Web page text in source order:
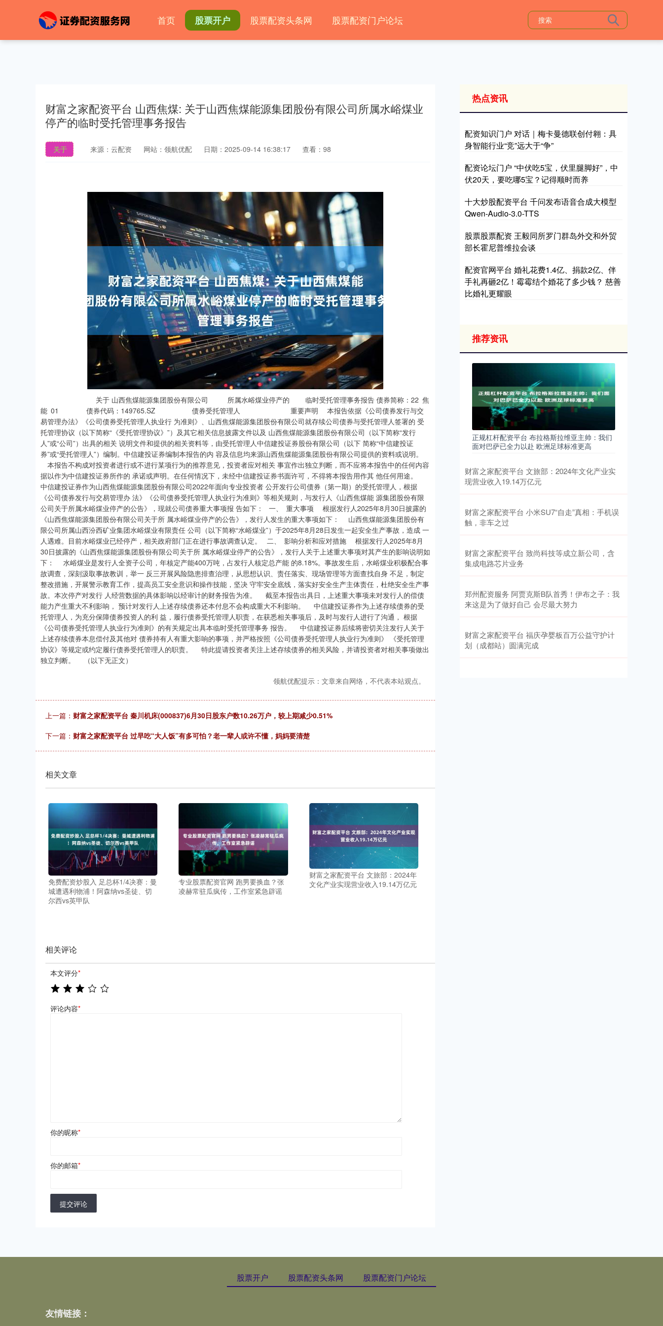
首页 股票开户 股票配资头条网 股票配资门户论坛
财富之家配资平台 山西焦煤: 关于山西焦煤能源集团股份有限公司所属水峪煤业
停产的临时受托管理事务报告
关于 来源：云配资 网站：领航优配 日期：2025-09-14 16:38:17 查看：98
关于 山西焦煤能源集团股份有限公司 所属水峪煤业停产的 临时受托管理事务报告 债券简称：22 焦
能 01 债券代码：149765.SZ 债券受托管理人 重要声明 本报告依据《公司债券发行与交
易管理办法》《公司债券受托管理人执业行 为准则》、山西焦煤能源集团股份有限公司就存续公司债券与受托管理人签署的 受
托管理协议（以下简称“《受托管理协议》”）及其它相关信息披露文件以及 山西焦煤能源集团股份有限公司（以下简称“发行
人”或“公司”）出具的相关 说明文件和提供的相关资料等，由受托管理人中信建投证券股份有限公司（以下 简称“中信建投证
券”或“受托管理人”）编制。中信建投证券编制本报告的内 容及信息均来源山西焦煤能源集团股份有限公司提供的资料或说明。
本报告不构成对投资者进行或不进行某项行为的推荐意见，投资者应对相关 事宜作出独立判断，而不应将本报告中的任何内容
据以作为中信建投证券所作的 承诺或声明。在任何情况下，未经中信建投证券书面许可，不得将本报告用作其 他任何用途。
中信建投证券作为山西焦煤能源集团股份有限公司2022年面向专业投资者 公开发行公司债券（第一期）的受托管理人，根据
《公司债券发行与交易管理办 法》《公司债券受托管理人执业行为准则》等相关规则，与发行人《山西焦煤能 源集团股份有限
公司关于所属水峪煤业停产的公告》，现就公司债券重大事项报 告如下： 一、 重大事项 根据发行人2025年8月30日披露的
《山西焦煤能源集团股份有限公司关于所 属水峪煤业停产的公告》，发行人发生的重大事项如下： 山西焦煤能源集团股份有
限公司所属山西汾西矿业集团水峪煤业有限责任 公司（以下简称“水峪煤业”）于2025年8月28日发生一起安全生产事故，造成 一
人遇难。目前水峪煤业已经停产，相关政府部门正在进行事故调查认定。 二、 影响分析和应对措施 根据发行人2025年8月
30日披露的《山西焦煤能源集团股份有限公司关于所 属水峪煤业停产的公告》，发行人关于上述重大事项对其产生的影响说明如
下： 水峪煤业是发行人全资子公司，年核定产能400万吨，占发行人核定总产能 的8.18%。事故发生后，水峪煤业积极配合事
故调查，深刻汲取事故教训，举一 反三开展风险隐患排查治理，从思想认识、责任落实、现场管理等方面查找自身 不足，制定
整改措施，开展警示教育工作，提高员工安全意识和操作技能，坚决 守牢安全底线，落实好安全生产主体责任，杜绝安全生产事
故。本次停产对发行 人经营数据的具体影响以经审计的财务报告为准。 截至本报告出具日，上述重大事项未对发行人的偿债
能力产生重大不利影响， 预计对发行人上述存续债券还本付息不会构成重大不利影响。 中信建投证券作为上述存续债券的受
托管理人，为充分保障债券投资人的利 益，履行债券受托管理人职责，在获悉相关事项后，及时与发行人进行了沟通， 根据
《公司债券受托管理人执业行为准则》的有关规定出具本临时受托管理事务 报告。 中信建投证券后续将密切关注发行人关于
上述存续债券本息偿付及其他对 债券持有人有重大影响的事项，并严格按照《公司债券受托管理人执业行为准则》 《受托管理
协议》等规定或约定履行债券受托管理人的职责。 特此提请投资者关注上述存续债券的相关风险，并请投资者对相关事项做出
独立判断。 （以下无正文）
领航优配提示：文章来自网络，不代表本站观点。
上一篇： 财富之家配资平台 秦川机床(000837)6月30日股东户数10.26万户，较上期减少0.51%
下一篇： 财富之家配资平台 过早吃“大人饭”有多可怕？老一辈人或许不懂，妈妈要清楚
相关文章
免费配资炒股入 足总杯1/4决赛：曼
城遭遇利物浦！阿森纳vs圣徒、切
尔西vs英甲队
专业股票配资官网 跑男要换血？张
凌赫常驻瓜疯传，工作室紧急辟谣
财富之家配资平台 文旅部：2024年
文化产业实现营业收入19.14万亿元
相关评论
本文评分*
评论内容*
你的昵称*
你的邮箱*
提交评论
热点资讯
配资知识门户 对话｜梅卡曼德联创付翱：具
身智能行业“竞”远大于“争”
配资论坛门户 “中伏吃5宝，伏里腿脚好”，中
伏20天，要吃哪5宝？记得顺时而养
十大炒股配资平台 千问发布语音合成大模型
Qwen-Audio-3.0-TTS
股票股票配资 王毅同所罗门群岛外交和外贸
部长霍尼普维拉会谈
配资官网平台 婚礼花费1.4亿、捐款2亿、伴
手礼再砸2亿！霉霉结个婚花了多少钱？ 慈善
比婚礼更耀眼
推荐资讯
正规杠杆配资平台 布拉格斯拉维亚主帅：我们
面对巴萨已全力以赴 欧洲足球标准更高
财富之家配资平台 文旅部：2024年文化产业实
现营业收入19.14万亿元
财富之家配资平台 小米SU7“自走”真相：手机误
触，非车之过
财富之家配资平台 致尚科技等成立新公司，含
集成电路芯片业务
郑州配资服务 阿贾克斯B队首秀！伊布之子：我
来这是为了做好自己 会尽最大努力
财富之家配资平台 福庆孕婴板百万公益守护计
划（成都站）圆满完成
股票开户 股票配资头条网 股票配资门户论坛
友情链接：